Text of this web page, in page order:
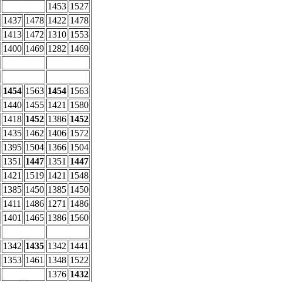
1453 1527
1437 1478 1422 1478
1413 1472 1310 1553
1400 1469 1282 1469
1454 1563 1454 1563
1440 1455 1421 1580
1418 1452 1386 1452
1435 1462 1406 1572
1395 1504 1366 1504
1351 1447 1351 1447
1421 1519 1421 1548
1385 1450 1385 1450
1411 1486 1271 1486
1401 1465 1386 1560
1342 1435 1342 1441
1353 1461 1348 1522
1376 1432